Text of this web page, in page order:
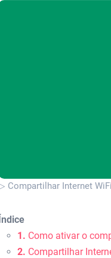
Compartilhar Internet
1. Como ativar o
2. Compartilhar